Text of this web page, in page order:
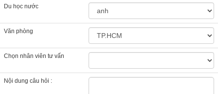
Du học nước
Văn phòng
Chọn nhân viên tư vấn
Nội dung câu hỏi :